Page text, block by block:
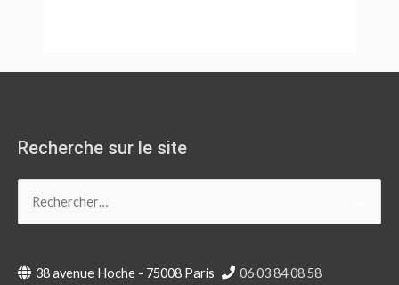
Recherche sur le site
38 avenue Hoche - 75008 Paris 06 03 84 08 58